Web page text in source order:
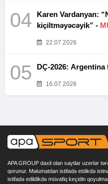
04
Karen Vardanyan:
kiçiltməyəcəyik” -
22.07.2026
05 DÇ-2026: Argentina
16.07.2026
APA GROUP daxil olan saytlar uzerlər
qorunur. Məlumatdan istifadə etdikdə
istifadə edildikdə müvafiq keçidin